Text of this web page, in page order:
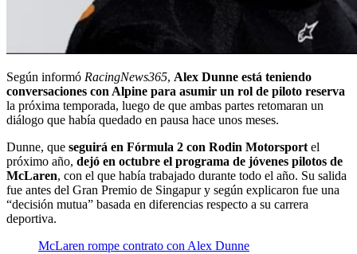
Según informó RacingNews365, Alex Dunne está teniendo
conversaciones con Alpine para asumir un rol de piloto reserva
la próxima temporada, luego de que ambas partes retomaran un
diálogo que había quedado en pausa hace unos meses.
Dunne, que seguirá en Fórmula 2 con Rodin Motorsport el
próximo año, dejó en octubre el programa de jóvenes pilotos de
McLaren, con el que había trabajado durante todo el año. Su salida
fue antes del Gran Premio de Singapur y según explicaron fue una
“decisión mutua” basada en diferencias respecto a su carrera
deportiva.
McLaren rompe contrato con Alex Dunne